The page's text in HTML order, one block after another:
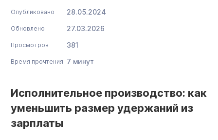
Опубликовано 28.05.2024
Обновлено 27.03.2026
Просмотров 381
Время прочтения 7 минут
Исполнительное производство: как
уменьшить размер удержаний из
зарплаты